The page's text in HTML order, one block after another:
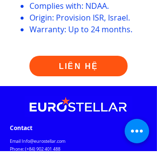
Complies with: NDAA.
Origin: Provision ISR, Israel.
Warranty: Up to 24 months.
LIÊN HỆ
Contact
EmailInfo@eurostellar.com
Phone: (+84)902 401 488